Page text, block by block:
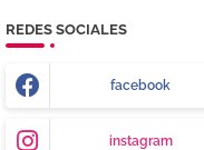
REDES SOCIALES
facebook
instagram